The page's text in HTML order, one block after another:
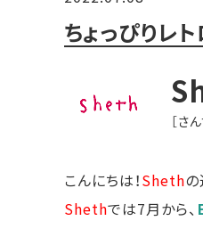
ちょっぴりレ
［さ
こんにちは！Shethの
Shethでは7月から、